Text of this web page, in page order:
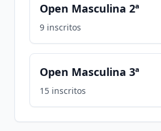
Open Masculina 2ª
9 inscritos
Open Masculina 3ª
15 inscritos